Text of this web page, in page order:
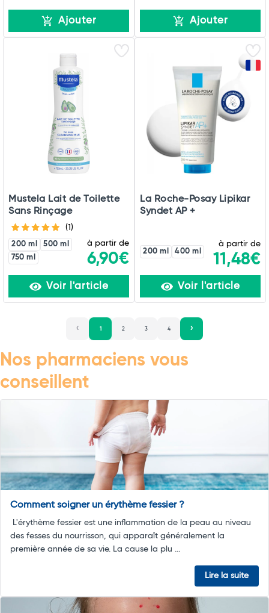
Ajouter Ajouter
Mustela Lait de Toilette
Sans Rinçage
(1)
200 ml
500 ml
750 ml
à partir de
6,90€
Voir l'article
La Roche-Posay Lipikar
Syndet AP +
200 ml 400 ml
à partir de
11,48€
Voir l'article
1 2 3 4
Nos pharmaciens vous
conseillent
Comment soigner un érythème fessier ?
L'érythème fessier est une inflammation de la peau au niveau
des fesses du nourrisson, qui apparaît généralement la
première année de sa vie. La cause la plu ...
Lire la suite